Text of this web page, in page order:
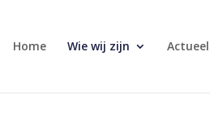
Home Wie wij zijn Actueel